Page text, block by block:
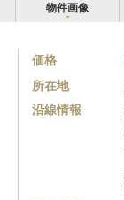
物件画像
価格
所在地
沿線情報